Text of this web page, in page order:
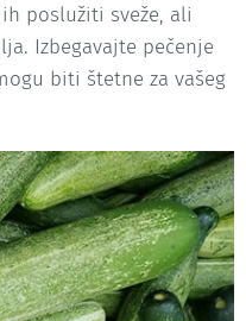
poslužiti sveže, ali
Izbegavajte pečenje
biti štetne za vašeg